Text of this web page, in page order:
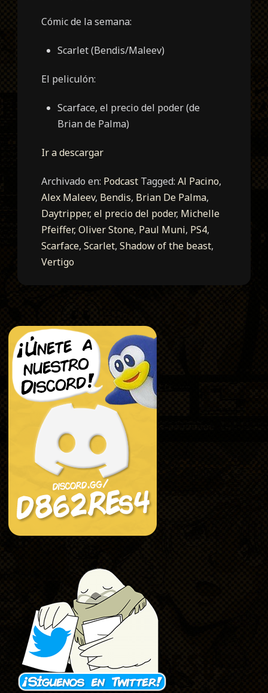
Cómic de la semana:
Scarlet (Bendis/Maleev)
El peliculón:
Scarface, el precio del poder (de
Brian de Palma)
Ir a descargar
Archivado en: Podcast Tagged:Al Pacino,
Alex Maleev, Bendis, Brian De Palma,
Daytripper,el precio del poder, Michelle
Pfeiffer,Oliver Stone, Paul Muni, PS4,
Scarface,Scarlet,Shadow of the beast,
Vertigo